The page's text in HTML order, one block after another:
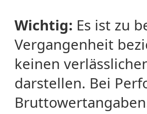
Wichtig: Es ist zu
Vergangenheit
keinen
darstellen. Bei